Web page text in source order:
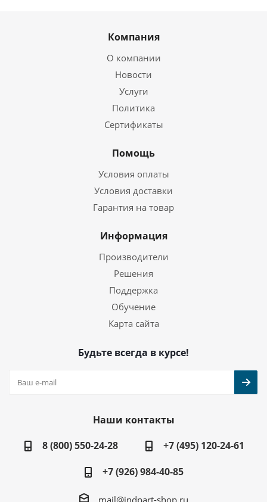
Компания
О компании
Новости
Услуги
Политика
Сертификаты
Помощь
Условия оплаты
Условия доставки
Гарантия на товар
Информация
Производители
Решения
Поддержка
Обучение
Карта сайта
Будьте всегда в курсе!
Наши контакты
8 (800) 550-24-28
+7 (495) 120-24-61
+7 (926) 984-40-85
mail@indpart-shop.ru